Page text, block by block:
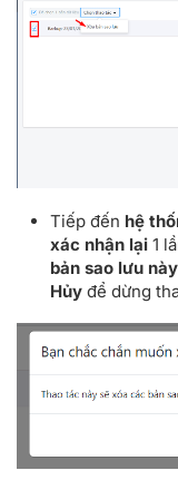
Tiếp đến hệ
xác nhận lại 1
bản sao lưu
Hủy để dừng